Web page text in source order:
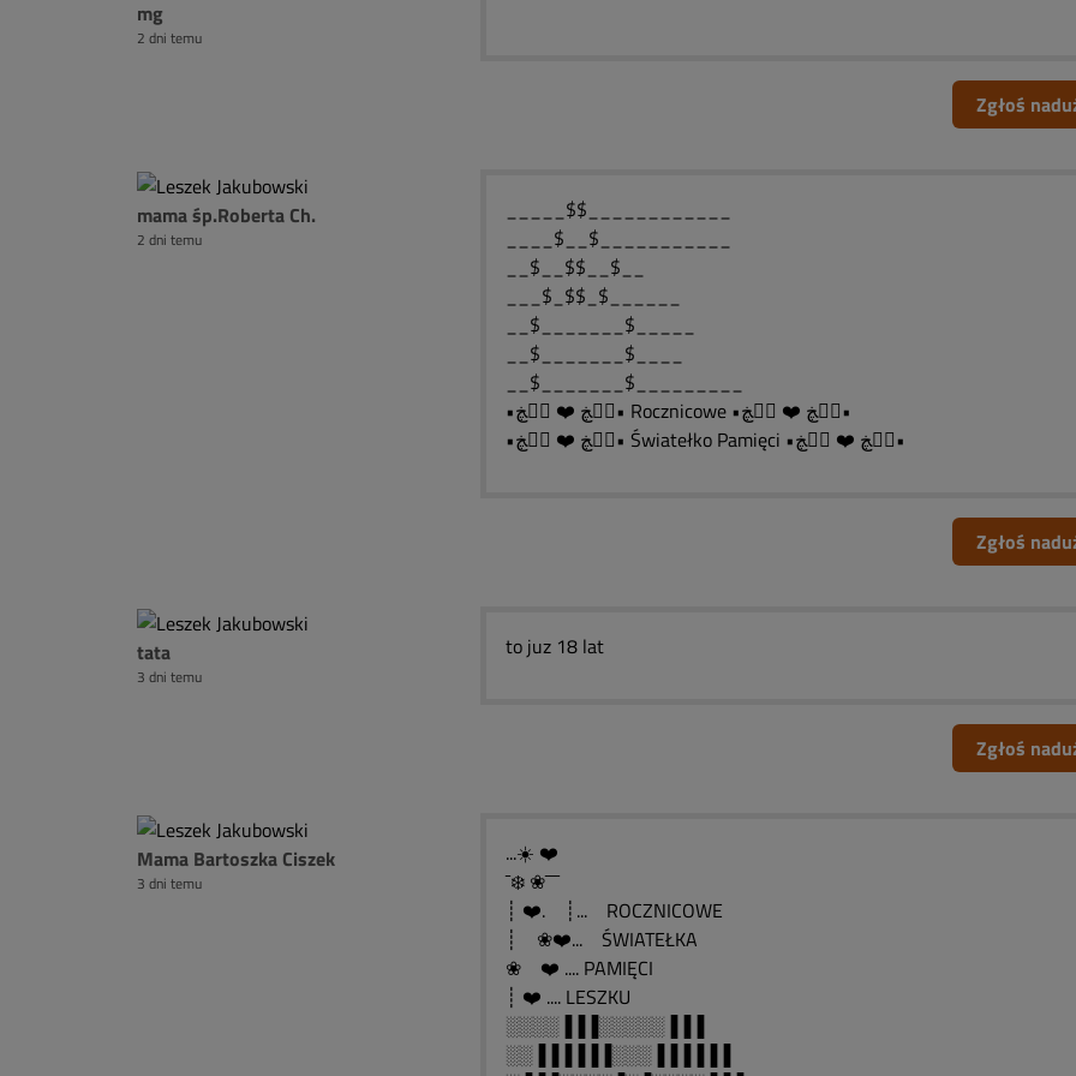
mg
2 dni temu
Zgłoś
mama śp.Roberta Ch.
2 dni temu
_____$$____________
____$__$___________
__$__$$__$__
___$_$$_$______
__$_______$_____
__$_______$____
__$_______$_________
•ڰۣڿ ❤️ ڰۣڿ• Rocznicowe •ڰۣڿ ❤️ ڰۣڿ•
•ڰۣڿ ❤️ ڰۣڿ• Światełko Pamięci •ڰۣڿ ❤️ ڰۣڿ•
Zgłoś
tata
3 dni temu
to juz 18 lat
Zgłoś
Mama Bartoszka Ciszek
3 dni temu
...☀️ ❤️
¯❄️ ❀¯¯¯
┊ ❤️. ┊... ROCZNICOWE
┊ ❀❤️... ŚWIATEŁKA
❀ ❤️ .... PAMIĘCI
┊ ❤️ .... LESZKU
░░░░▐▐▐░░░░░▐▐▐
░░▐▐▐▐▐▐░░░▐▐▐▐▐▐